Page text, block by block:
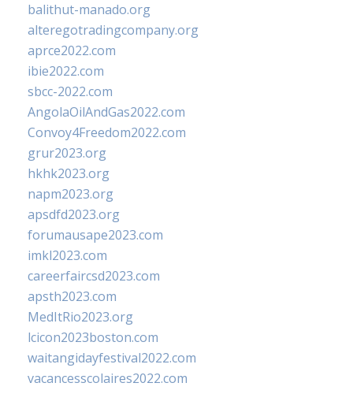
balithut-manado.org
alteregotradingcompany.org
aprce2022.com
ibie2022.com
sbcc-2022.com
AngolaOilAndGas2022.com
Convoy4Freedom2022.com
grur2023.org
hkhk2023.org
napm2023.org
apsdfd2023.org
forumausape2023.com
imkl2023.com
careerfaircsd2023.com
apsth2023.com
MedItRio2023.org
lcicon2023boston.com
waitangidayfestival2022.com
vacancesscolaires2022.com